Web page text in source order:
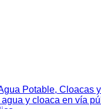
Potable, Cloacas
y cloaca en vía